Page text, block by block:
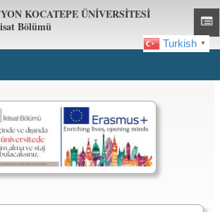
KOCATEPE ÜNİVERSİTESİ
Bölümü
Turkish ▼